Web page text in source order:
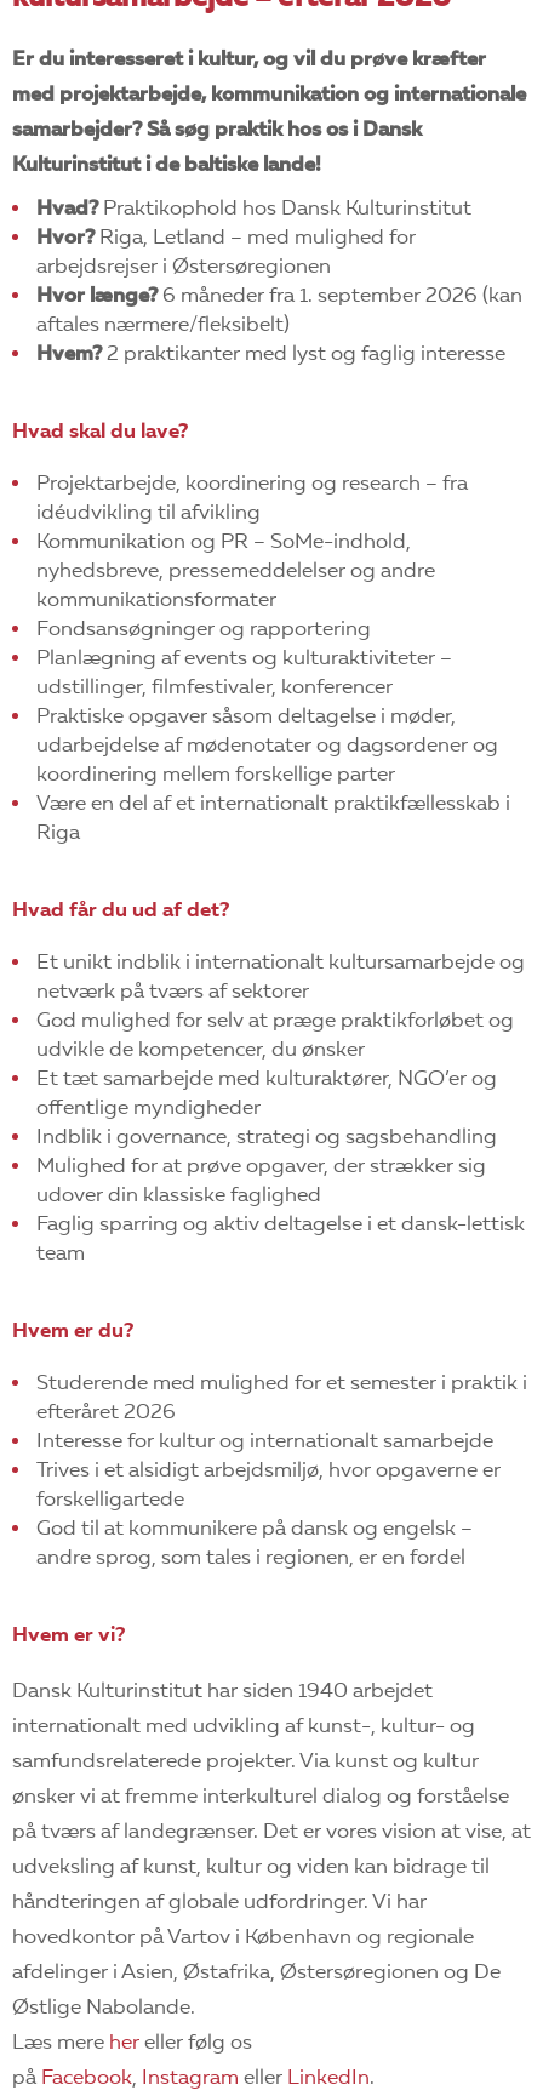
Er du interesseret i kultur, og vil du prøve kræfter
med projektarbejde, kommunikation og internationale
samarbejder? Så søg praktik hos os i Dansk
Kulturinstitut i de baltiske lande!
Hvad?Praktikophold hos Dansk Kulturinstitut
Hvor?Riga, Letland – med mulighed for
arbejdsrejser i Østersøregionen
Hvor længe?6 måneder fra 1. september 2026 (kan
aftales nærmere/fleksibelt)
Hvem?2 praktikanter med lyst og faglig interesse
Hvad skal du lave?
Projektarbejde, koordinering og research – fra
idéudvikling til afvikling
Kommunikation og PR – SoMe-indhold,
nyhedsbreve, pressemeddelelser og andre
kommunikationsformater
Fondsansøgninger og rapportering
Planlægning af events og kulturaktiviteter –
udstillinger, filmfestivaler, konferencer
Praktiske opgaver såsom deltagelse i møder,
udarbejdelse af mødenotater og dagsordener og
koordinering mellem forskellige parter
Være en del af et internationalt praktikfællesskab i
Riga
Hvad får du ud af det?
Et unikt indblik i internationalt kultursamarbejde og
netværk på tværs af sektorer
God mulighed for selv at præge praktikforløbet og
udvikle de kompetencer, du ønsker
Et tæt samarbejde med kulturaktører, NGO’er og
offentlige myndigheder
Indblik i governance, strategi og sagsbehandling
Mulighed for at prøve opgaver, der strækker sig
udover din klassiske faglighed
Faglig sparring og aktiv deltagelse i et dansk-lettisk
team
Hvem er du?
Studerende med mulighed for et semester i praktik i
efteråret 2026
Interesse for kultur og internationalt samarbejde
Trives i et alsidigt arbejdsmiljø, hvor opgaverne er
forskelligartede
God til at kommunikere på dansk og engelsk –
andre sprog, som tales i regionen, er en fordel
Hvem er vi?
Dansk Kulturinstitut har siden 1940 arbejdet
internationalt med udvikling af kunst-, kultur- og
samfundsrelaterede projekter. Via kunst og kultur
ønsker vi at fremme interkulturel dialog og forståelse
på tværs af landegrænser. Det er vores vision at vise, at
udveksling af kunst, kultur og viden kan bidrage til
håndteringen af globale udfordringer. Vi har
hovedkontor på Vartov i København og regionale
afdelinger i Asien, Østafrika, Østersøregionen og De
Østlige Nabolande.
Læs mere her eller følg os
på Facebook, Instagram eller LinkedIn.